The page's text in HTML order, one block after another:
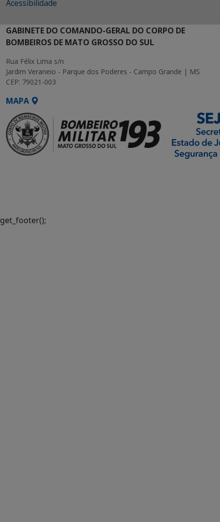
Acessibilidade
GABINETE DO COMANDO-GERAL DO CORPO DE
BOMBEIROS DE MATO GROSSO DO SUL
Rua Félix Lima s/n
Jardim Veraneio - Parque dos Poderes - Campo Grande | MS
CEP: 79021-003
MAPA
get_footer();